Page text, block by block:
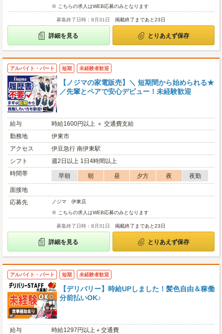
※ こちらの求人はWEB応募のみとなります
募集終了日時：8月31日 掲載終了まであと23日
詳細を見る とりあえず保存
アルバイト・パート 短期 未経験者歓迎
【ノジマの家電販売】＼ 短期間から始められる★
／先輩とペアで安心デビュー！未経験歓迎
給与
時給1600円以上 ＋ 交通費支給
勤務地
伊東市
アクセス
伊豆急行 南伊東駅
シフト
週2日以上 1日4時間以上
時間帯
早朝 朝 昼 夕方 夜
夜勤
面接地
応募先
ノジマ 伊東店
※ こちらの求人はWEB応募のみとなります
募集終了日時：8月31日 掲載終了まであと23日
詳細を見る とりあえず保存
アルバイト・パート 短期 未経験者歓迎
【デリバリー】時給UPしました！髪色自由＆稼働
分前払いOK♪
給与
時給1297円以上＋交通費